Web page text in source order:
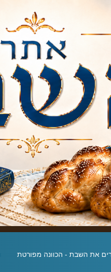
את השבת - הכוונה מפורטת